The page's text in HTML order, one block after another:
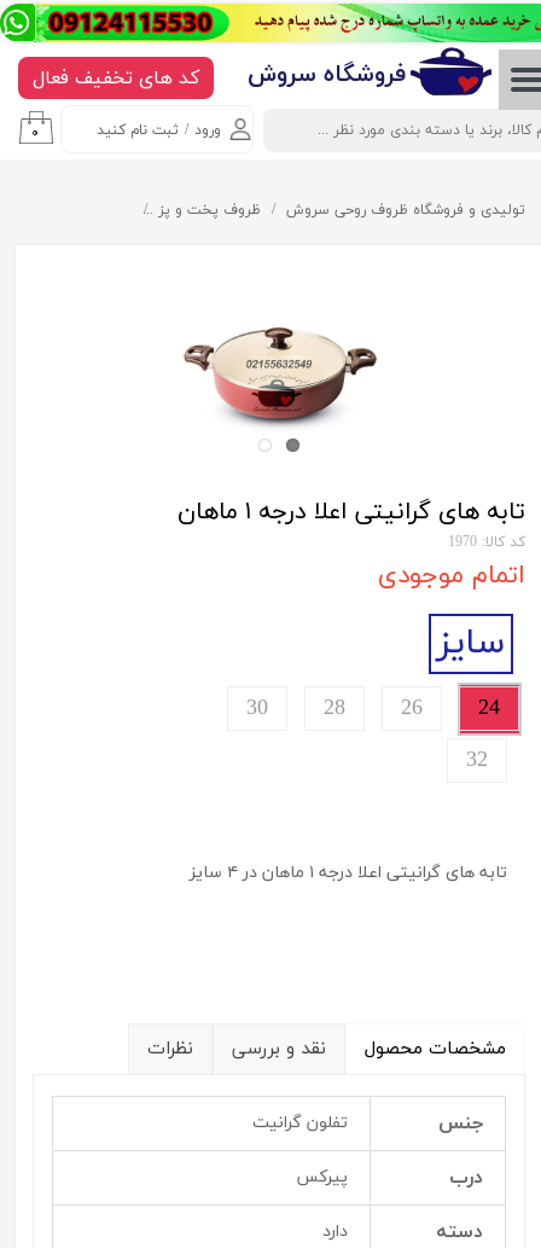
ورود / ثبت نام کنید
حساب کاربری من
تغییر گذر واژه
خروج از حساب کاربری
۰
​​​​​​​​فروشگاه سروش کد های تخفیف فعال
تولیدی و فروشگاه ظروف روحی سروش ظروف پخت و پز
تابه های گرانیتی اعلا درجه ۱ ماهان
کد کالا: 1970
اتمام موجودی
سایز
24
26
28
30
32
تابه های گرانیتی اعلا درجه ۱ ماهان در ۴ سایز
مشخصات محصول نقد و بررسی نظرات
جنس تفلون گرانیت
درب پیرکس
دسته دارد